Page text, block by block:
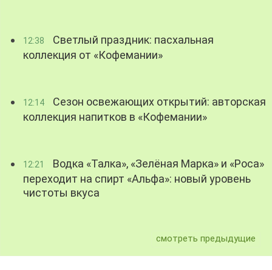
12:38
Светлый праздник: пасхальная
коллекция от «Кофемании»
12:14
Сезон освежающих открытий: авторская
коллекция напитков в «Кофемании»
12:21
Водка «Талка», «Зелёная Марка» и «Роса»
переходит на спирт «Альфа»: новый уровень
чистоты вкуса
смотреть предыдущие